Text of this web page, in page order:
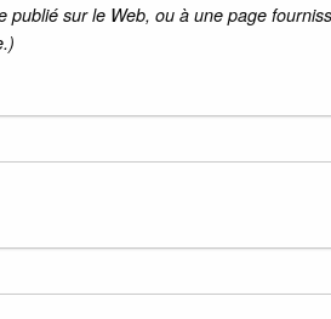
sur le Web, ou à une page